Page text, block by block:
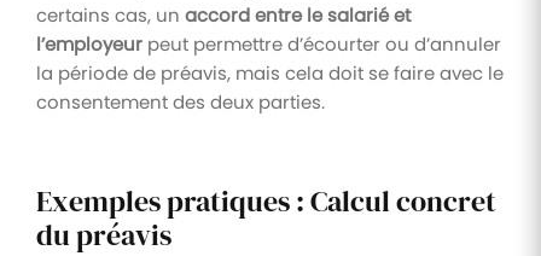
certains cas, un accord entre le salarié et
l’employeur peut permettre d’écourter ou d’annuler
la période de préavis, mais cela doit se faire avec le
consentement des deux parties.
Exemples pratiques : Calcul concret
du préavis